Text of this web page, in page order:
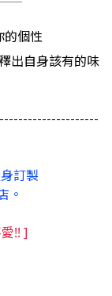
的個性
出自身該有的味
訂製
。
!! ]